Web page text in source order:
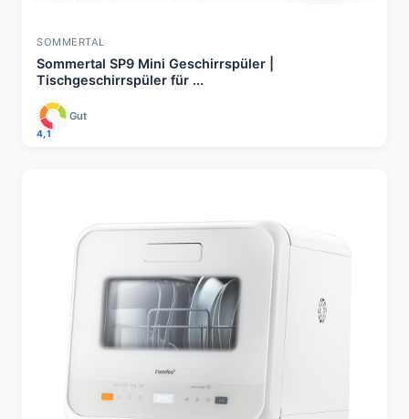
SOMMERTAL
Sommertal SP9 Mini Geschirrspüler |
Tischgeschirrspüler für ...
4,1
Gut